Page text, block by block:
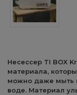
Несессер TI BOX
материала,
можно даже мыть
воде. Материал